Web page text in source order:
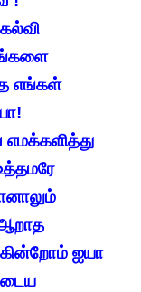
எங்கள்
ஐயா